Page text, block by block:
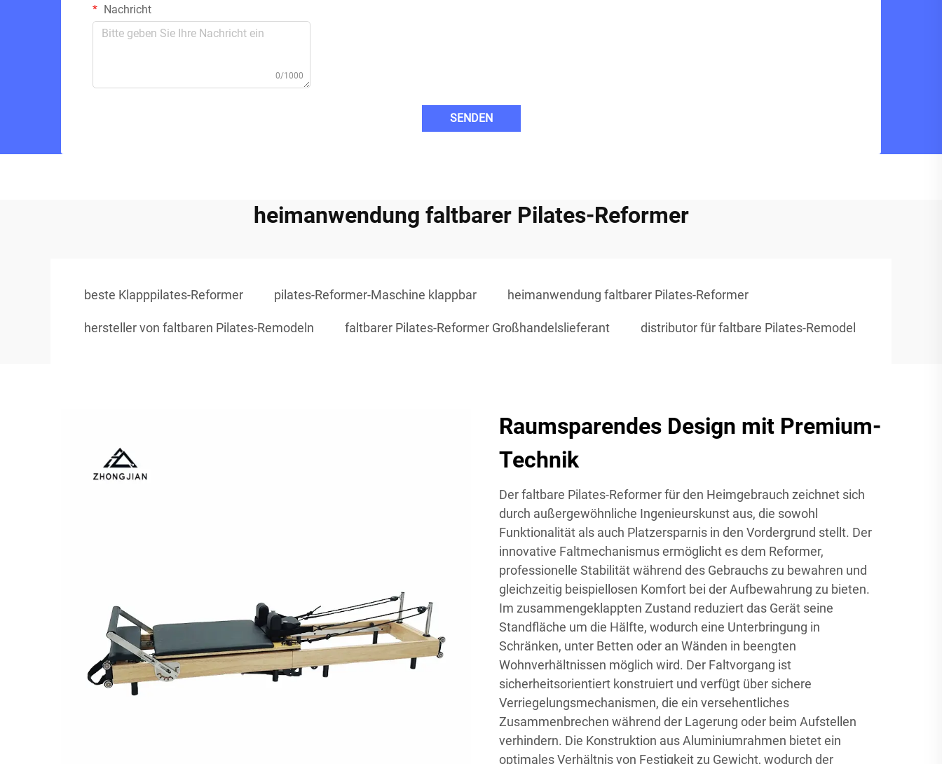
Nachricht
0/1000
SENDEN
heimanwendung faltbarer Pilates-Reformer
beste Klapppilates-Reformer pilates-Reformer-Maschine klappbar heimanwendung faltbarer Pilates-Reformer
hersteller von faltbaren Pilates-Remodeln faltbarer Pilates-Reformer Großhandelslieferant distributor für faltbare Pilates-Remodel
Raumsparendes Design mit Premium-
Technik
Der faltbare Pilates-Reformer für den Heimgebrauch zeichnet sich
durch außergewöhnliche Ingenieurskunst aus, die sowohl
Funktionalität als auch Platzersparnis in den Vordergrund stellt. Der
innovative Faltmechanismus ermöglicht es dem Reformer,
professionelle Stabilität während des Gebrauchs zu bewahren und
gleichzeitig beispiellosen Komfort bei der Aufbewahrung zu bieten.
Im zusammengeklappten Zustand reduziert das Gerät seine
Standfläche um die Hälfte, wodurch eine Unterbringung in
Schränken, unter Betten oder an Wänden in beengten
Wohnverhältnissen möglich wird. Der Faltvorgang ist
sicherheitsorientiert konstruiert und verfügt über sichere
Verriegelungsmechanismen, die ein versehentliches
Zusammenbrechen während der Lagerung oder beim Aufstellen
verhindern. Die Konstruktion aus Aluminiumrahmen bietet ein
optimales Verhältnis von Festigkeit zu Gewicht, wodurch der